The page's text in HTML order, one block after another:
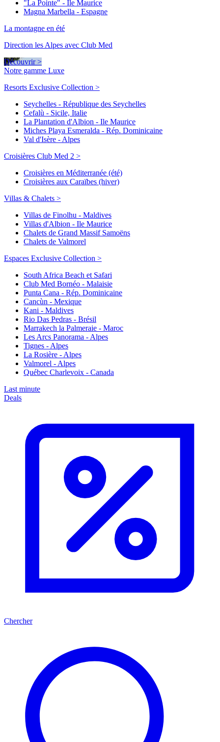
"La Pointe" - Ile Maurice
Magna Marbella - Espagne
La montagne en été
Direction les Alpes avec Club Med
Découvrir >
Notre gamme Luxe
Resorts Exclusive Collection >
Seychelles - République des Seychelles
Cefalù - Sicile, Italie
La Plantation d'Albion - Ile Maurice
Miches Playa Esmeralda - Rép. Dominicaine
Val d'Isère - Alpes
Croisières Club Med 2 >
Croisières en Méditerranée (été)
Croisières aux Caraïbes (hiver)
Villas & Chalets >
Villas de Finolhu - Maldives
Villas d'Albion - Ile Maurice
Chalets de Grand Massif Samoëns
Chalets de Valmorel
Espaces Exclusive Collection >
South Africa Beach et Safari
Club Med Bornéo - Malaisie
Punta Cana - Rép. Dominicaine
Cancùn - Mexique
Kani - Maldives
Rio Das Pedras - Brésil
Marrakech la Palmeraie - Maroc
Les Arcs Panorama - Alpes
Tignes - Alpes
La Rosière - Alpes
Valmorel - Alpes
Québec Charlevoix - Canada
Last minute
Deals
Chercher